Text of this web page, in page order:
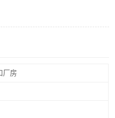
厂房